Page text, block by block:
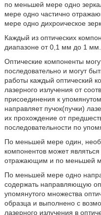
по меньшей мере одно
мере одно частично
мере одно дихроическое
Каждый из оптических
диапазоне от 0,1 мм до 1 мм.
Оптические компоненты
последовательно и могут
работы каждый оптический
лазерного излучения от
присоединения к
направляет пучок(пучки)
их прохождение от
последовательности по
По меньшей мере один,
компонентов может
отражающим и по меньшей
По меньшей мере одно
содержать направляющую
упомянутого множества
образца и выполнено с
лазерного излучения в